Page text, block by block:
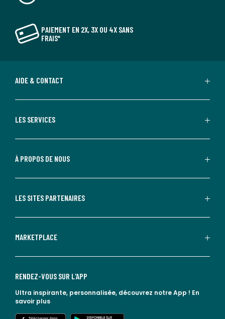
PAIEMENT EN 2X, 3X OU 4X SANS
FRAIS*
AIDE & CONTACT
LES SERVICES
À PROPOS DE NOUS
LES SITES PARTENAIRES
MARKETPLACE
RENDEZ-VOUS SUR L'APP
Ultra inspirante, personnalisée, découvrez notre App ! En
savoir plus
lien vers l'app store
lien vers google play